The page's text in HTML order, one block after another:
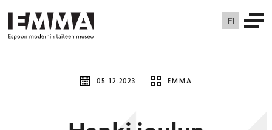
FI
05.12.2023 EMMA